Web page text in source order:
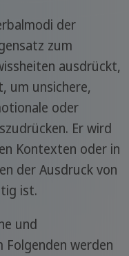
der
zum
ausdrückt,
um unsichere,
oder
Er wird
Kontexten oder in
der Ausdruck von
ist.
und
werden